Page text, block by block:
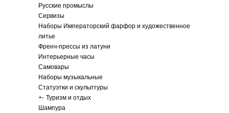
Русские промыслы
Сервизы
Наборы Императорский фарфор и художественное
литье
Френч-прессы из латуни
Интерьерные часы
Самовары
Наборы музыкальные
Статуэтки и скульптуры
+- Туризм и отдых
Шампура